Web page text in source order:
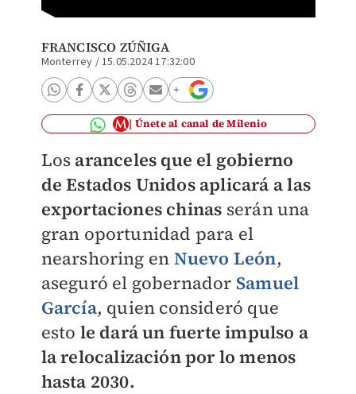
FRANCISCO ZÚÑIGA
Monterrey /15.05.2024 17:32:00
Únete al canal de Milenio
Los aranceles que el gobierno
de Estados Unidos aplicará a las
exportaciones chinas serán una
gran oportunidad para el
nearshoring en Nuevo León,
aseguró el gobernador Samuel
García, quien consideró que
esto le dará un fuerte impulso a
la relocalización por lo menos
hasta 2030.